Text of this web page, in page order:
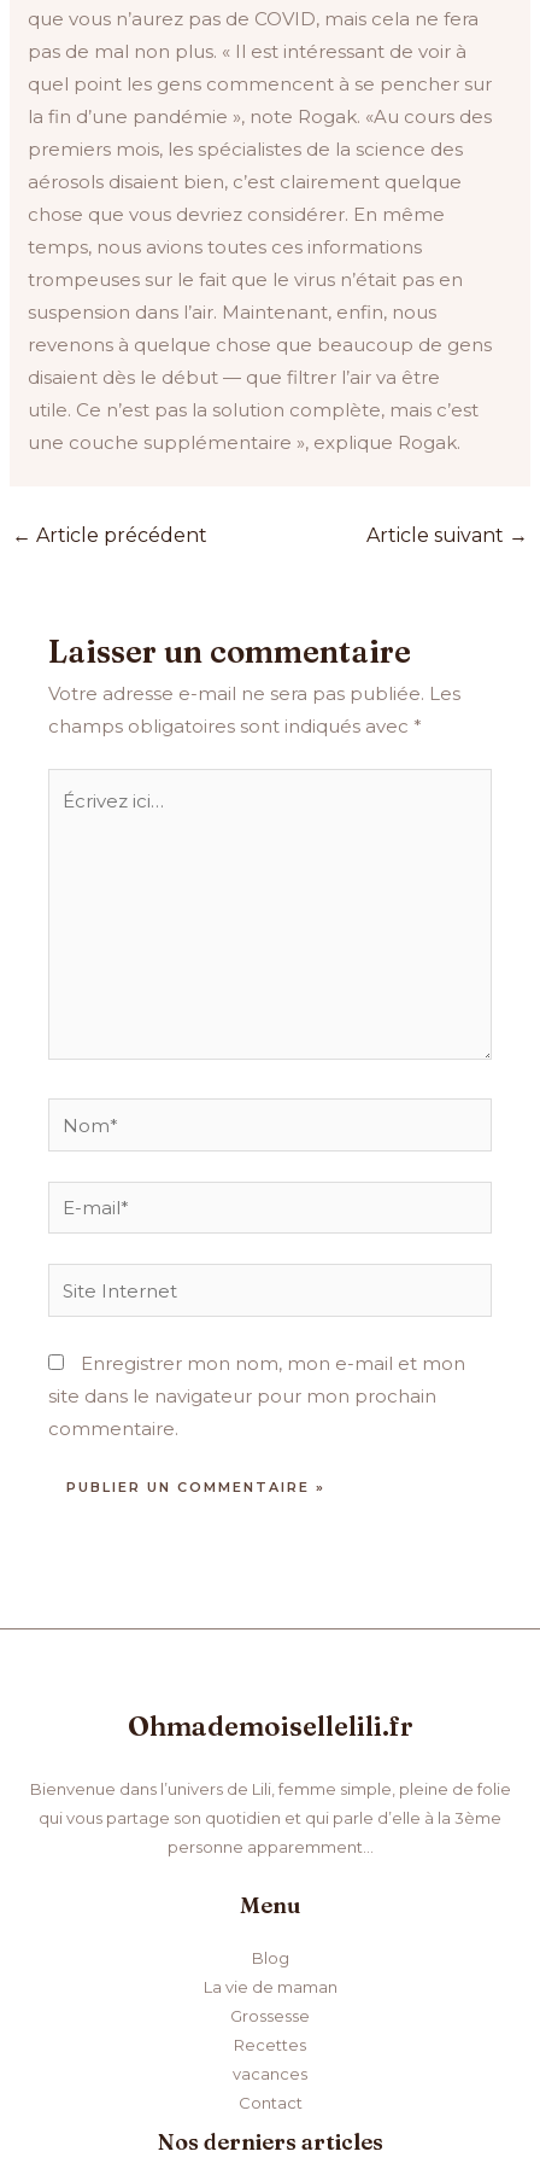
que vous n’aurez pas de COVID, mais cela ne fera
pas de mal non plus. « Il est intéressant de voir à
quel point les gens commencent à se pencher sur
la fin d’une pandémie », note Rogak. «Au cours des
premiers mois, les spécialistes de la science des
aérosols disaient bien, c’est clairement quelque
chose que vous devriez considérer. En même
temps, nous avions toutes ces informations
trompeuses sur le fait que le virus n’était pas en
suspension dans l’air. Maintenant, enfin, nous
revenons à quelque chose que beaucoup de gens
disaient dès le début — que filtrer l’air va être
utile. Ce n’est pas la solution complète, mais c’est
une couche supplémentaire », explique Rogak.
← Article précédent Article suivant →
Laisser un commentaire
Votre adresse e-mail ne sera pas publiée. Les
champs obligatoires sont indiqués avec *
Nom*
E-
mail*
Site
Internet
Enregistrer mon nom, mon e-mail et mon
site dans le navigateur pour mon prochain
commentaire.
Ohmademoisellelili.fr
Bienvenue dans l’univers de Lili, femme simple, pleine de folie
qui vous partage son quotidien et qui parle d’elle à la 3ème
personne apparemment…
Menu
Blog
La vie de maman
Grossesse
Recettes
vacances
Contact
Nos derniers articles